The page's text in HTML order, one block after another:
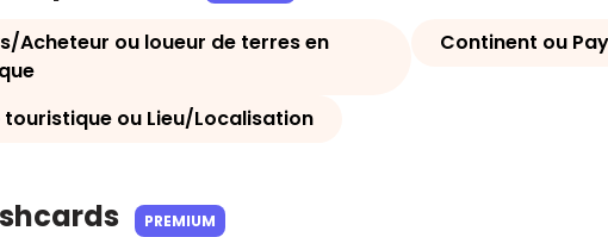
Acheteur ou loueur de terres en
Continent ou
touristique ou Lieu/Localisation
PREMIUM